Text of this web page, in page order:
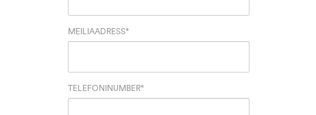
MEILIAADRESS*
TELEFONINUMBER*